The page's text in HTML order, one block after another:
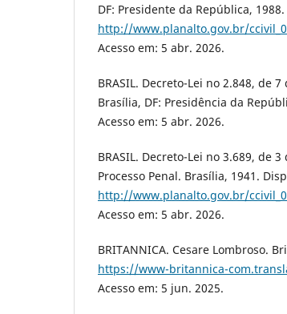
DF: Presidente da República,
http://www.planalto.gov.br/
Acesso em: 5 abr. 2026.
BRASIL. Decreto-Lei no 2.848, de
Brasília, DF: Presidência da
Acesso em: 5 abr. 2026.
BRASIL. Decreto-Lei no 3.689, de
Processo Penal. Brasília, 1941.
http://www.planalto.gov.br/
Acesso em: 5 abr. 2026.
BRITANNICA. Cesare Lombroso.
https://www-britannica-
Acesso em: 5 jun. 2025.